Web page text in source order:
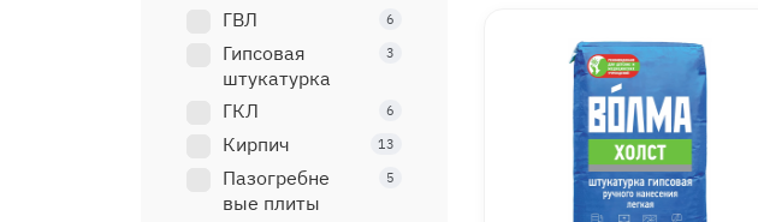
ГВЛ 6
Гипсовая
штукатурка
3
ГКЛ 6
Кирпич 13
Пазогребне
вые плиты
5